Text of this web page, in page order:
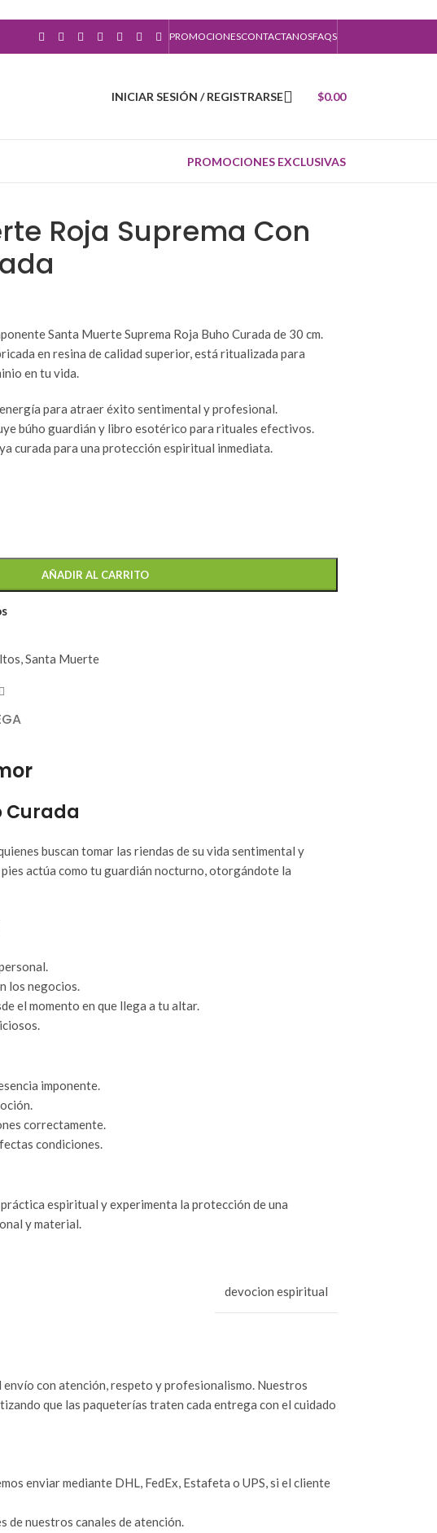
PROMOCIONESCONTACTANOSFAQS
INICIAR SESIÓN / REGISTRARSE $0.00
PROMOCIONES EXCLUSIVAS
Roja Suprema Con
Santa Muerte Suprema Roja Buho Curada de 30 cm.
en resina de calidad superior, está ritualizada para
en tu vida.
para atraer éxito sentimental y profesional.
búho guardián y libro esotérico para rituales efectivos.
curada para una protección espiritual inmediata.
AÑADIR AL CARRITO
,Santa Muerte
Curada
buscan tomar las riendas de su vida sentimental y
actúa como tu guardián nocturno, otorgándote la
los negocios.
el momento en que llega a tu altar.
imponente.
correctamente.
condiciones.
espiritual y experimenta la protección de una
y material.
devocion espiritual
con atención, respeto y profesionalismo. Nuestros
que las paqueterías traten cada entrega con el cuidado
enviar mediante DHL, FedEx, Estafeta o UPS, si el cliente
de nuestros canales de atención.